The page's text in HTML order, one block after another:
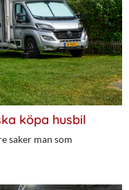
köpa husbil
saker man som